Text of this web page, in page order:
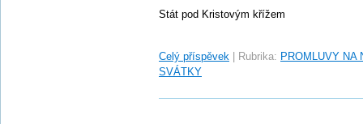
Stát pod Kristovým křížem
Celý příspěvek Rubrika: PROMLUVY NA
SVÁTKY